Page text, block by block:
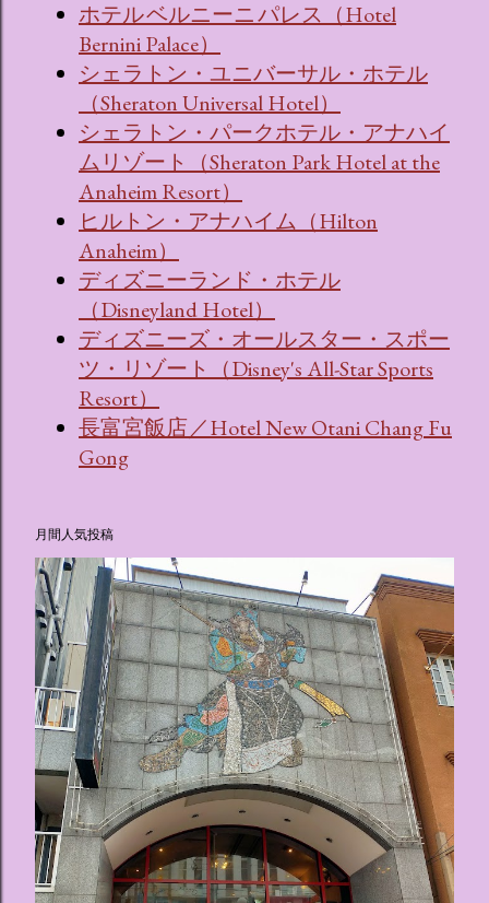
ホテル ベルニーニ パレス（Hotel
Bernini Palace）
シェラトン・ユニバーサル・ホテル
（Sheraton Universal Hotel）
シェラトン・パークホテル・アナハイ
ムリゾート（Sheraton Park Hotel at the
Anaheim Resort）
ヒルトン・アナハイム（Hilton
Anaheim）
ディズニーランド・ホテル
（Disneyland Hotel）
ディズニーズ・オールスター・スポー
ツ・リゾート（Disney's All-Star Sports
Resort）
長富宮飯店／Hotel New Otani Chang Fu
Gong
月間人気投稿